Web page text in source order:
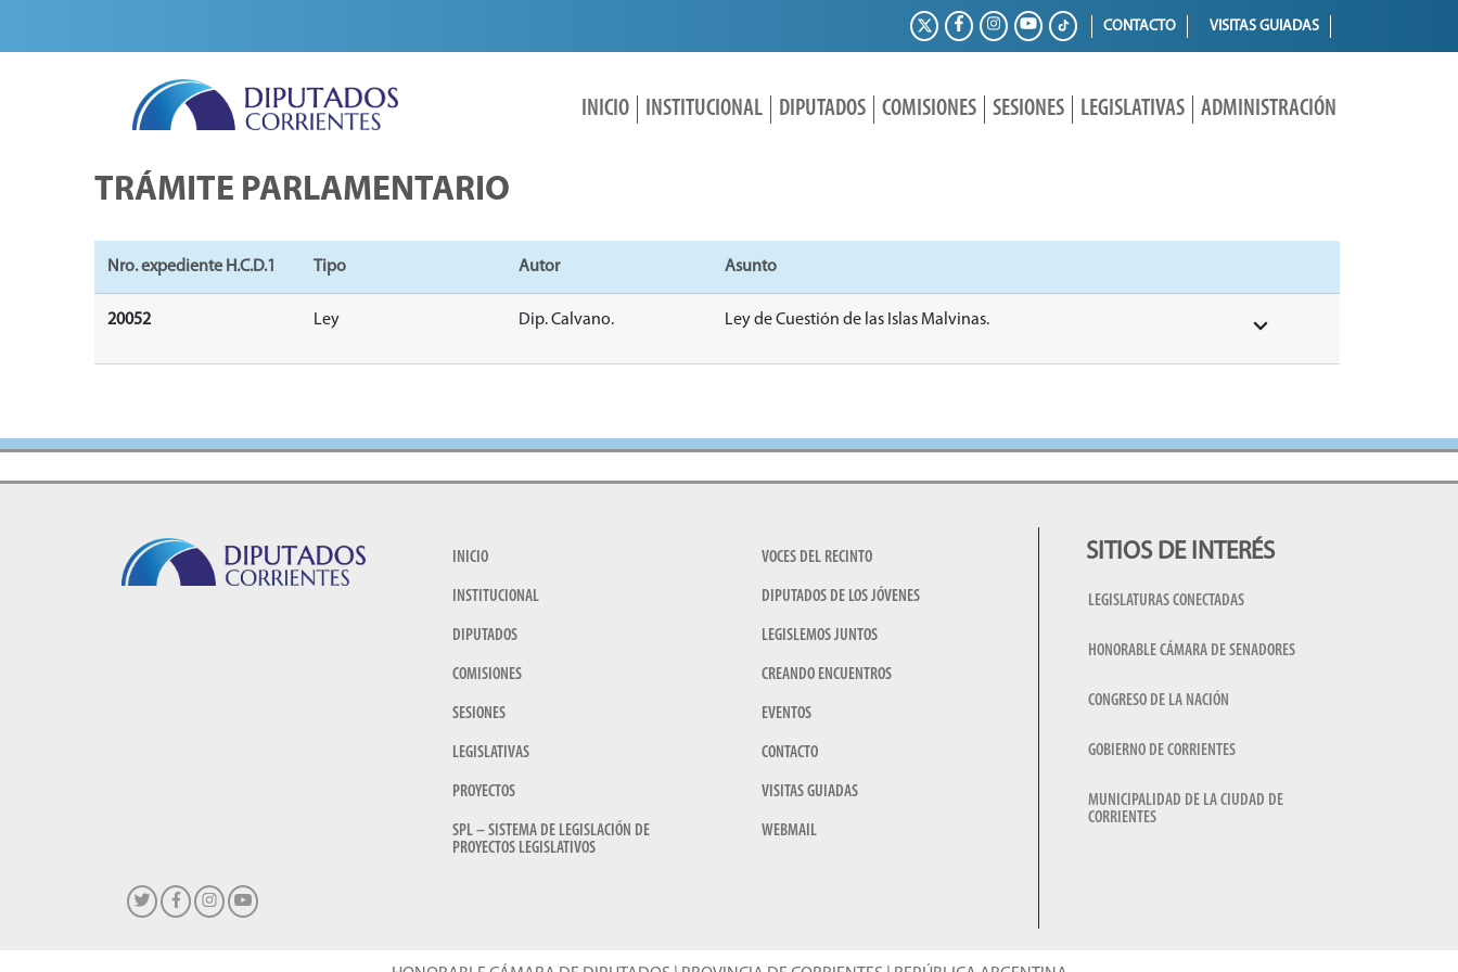
CONTACTO VISITAS GUIADAS
INICIO INSTITUCIONAL DIPUTADOS COMISIONES SESIONES LEGISLATIVAS ADMINISTRACIÓN
TRÁMITE PARLAMENTARIO
Nro. expediente H.C.D.1 Tipo Autor Asunto
20052 Ley Dip. Calvano. Ley de Cuestión de las Islas Malvinas.
INICIO
INSTITUCIONAL
DIPUTADOS
COMISIONES
SESIONES
LEGISLATIVAS
PROYECTOS
SPL – SISTEMA DE LEGISLACIÓN DE
PROYECTOS LEGISLATIVOS
VOCES DEL RECINTO
DIPUTADOS DE LOS JÓVENES
LEGISLEMOS JUNTOS
CREANDO ENCUENTROS
EVENTOS
CONTACTO
VISITAS GUIADAS
WEBMAIL
SITIOS DE INTERÉS
LEGISLATURAS CONECTADAS
HONORABLE CÁMARA DE SENADORES
CONGRESO DE LA NACIÓN
GOBIERNO DE CORRIENTES
MUNICIPALIDAD DE LA CIUDAD DE
CORRIENTES